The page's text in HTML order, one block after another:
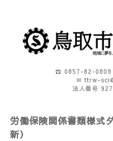
☎ 0857-82-0809
✉ ttrw-
法人番号
労働保険関係書類様式
新）